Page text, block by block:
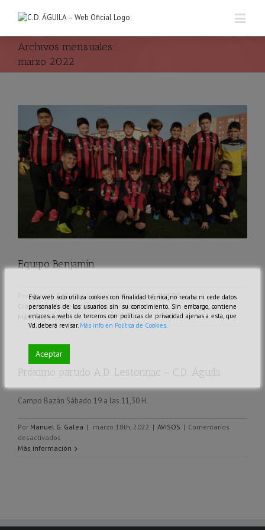
Archivos mensuales:
marzo 2022
Equipo Benjamín
PorManuel G. Galea marzo 18th, 2022 | AVISOS,
Crónicas | Comentarios desactivadosen
Equipo
Benjamín
Más información
Próximo partido A.D. Lestonnac – C.D. Águila
Campo Bazán Sábado 19 a las 11,30 H.
Por Manuel G. Galea | marzo 18th, 2022 | AVISOS | Comentarios
desactivados
Próximo
Más información
Esta web solo utiliza cookies con finalidad técnica, no recaba ni cede datos
personales de los usuarios sin su conocimiento. Sin embargo, contiene
enlaces a webs de terceros con políticas de privacidad ajenas a esta, que
Vd. deberá revisar. Más info en Política de Cookies.
Aceptar